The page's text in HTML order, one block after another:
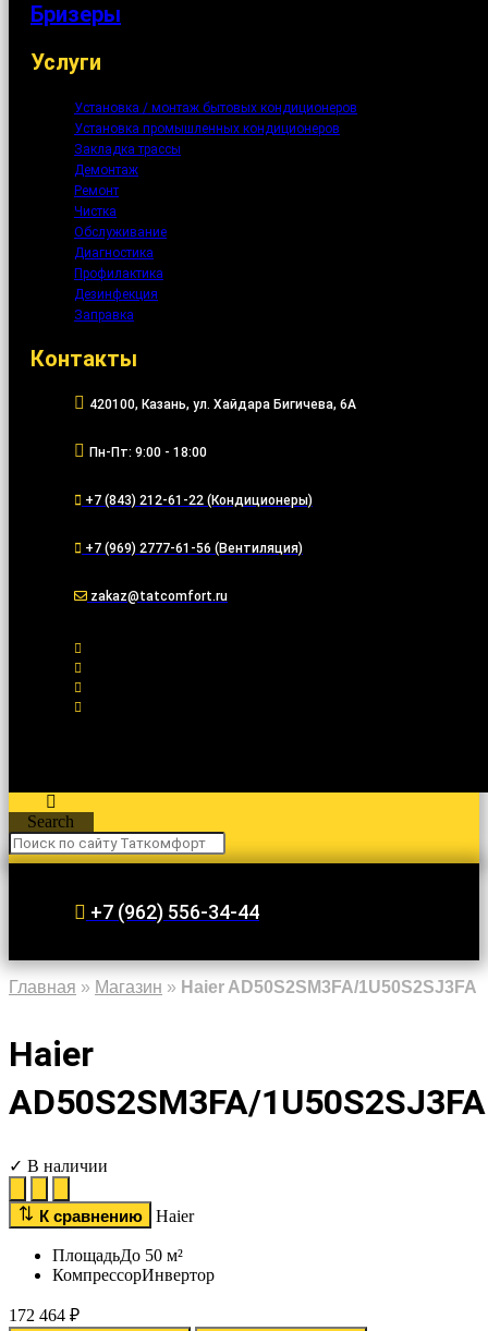
Бризеры
Услуги
Установка / монтаж бытовых кондиционеров
Установка промышленных кондиционеров
Закладка трассы
Демонтаж
Ремонт
Чистка
Обслуживание
Диагностика
Профилактика
Дезинфекция
Заправка
Контакты
420100, Казань, ул. Хайдара Бигичева, 6А
Пн-Пт: 9:00 - 18:00
+7 (843) 212-61-22 (Кондиционеры)
+7 (969) 2777-61-56 (Вентиляция)
zakaz@tatcomfort.ru
Search
+7 (962) 556-34-44
Главная » Магазин » Haier AD50S2SM3FA/1U50S2SJ3FA
Haier
AD50S2SM3FA/1U50S2SJ3FA
✓ В наличии
К сравнению Haier
ПлощадьДо 50 м²
КомпрессорИнвертор
172 464 ₽